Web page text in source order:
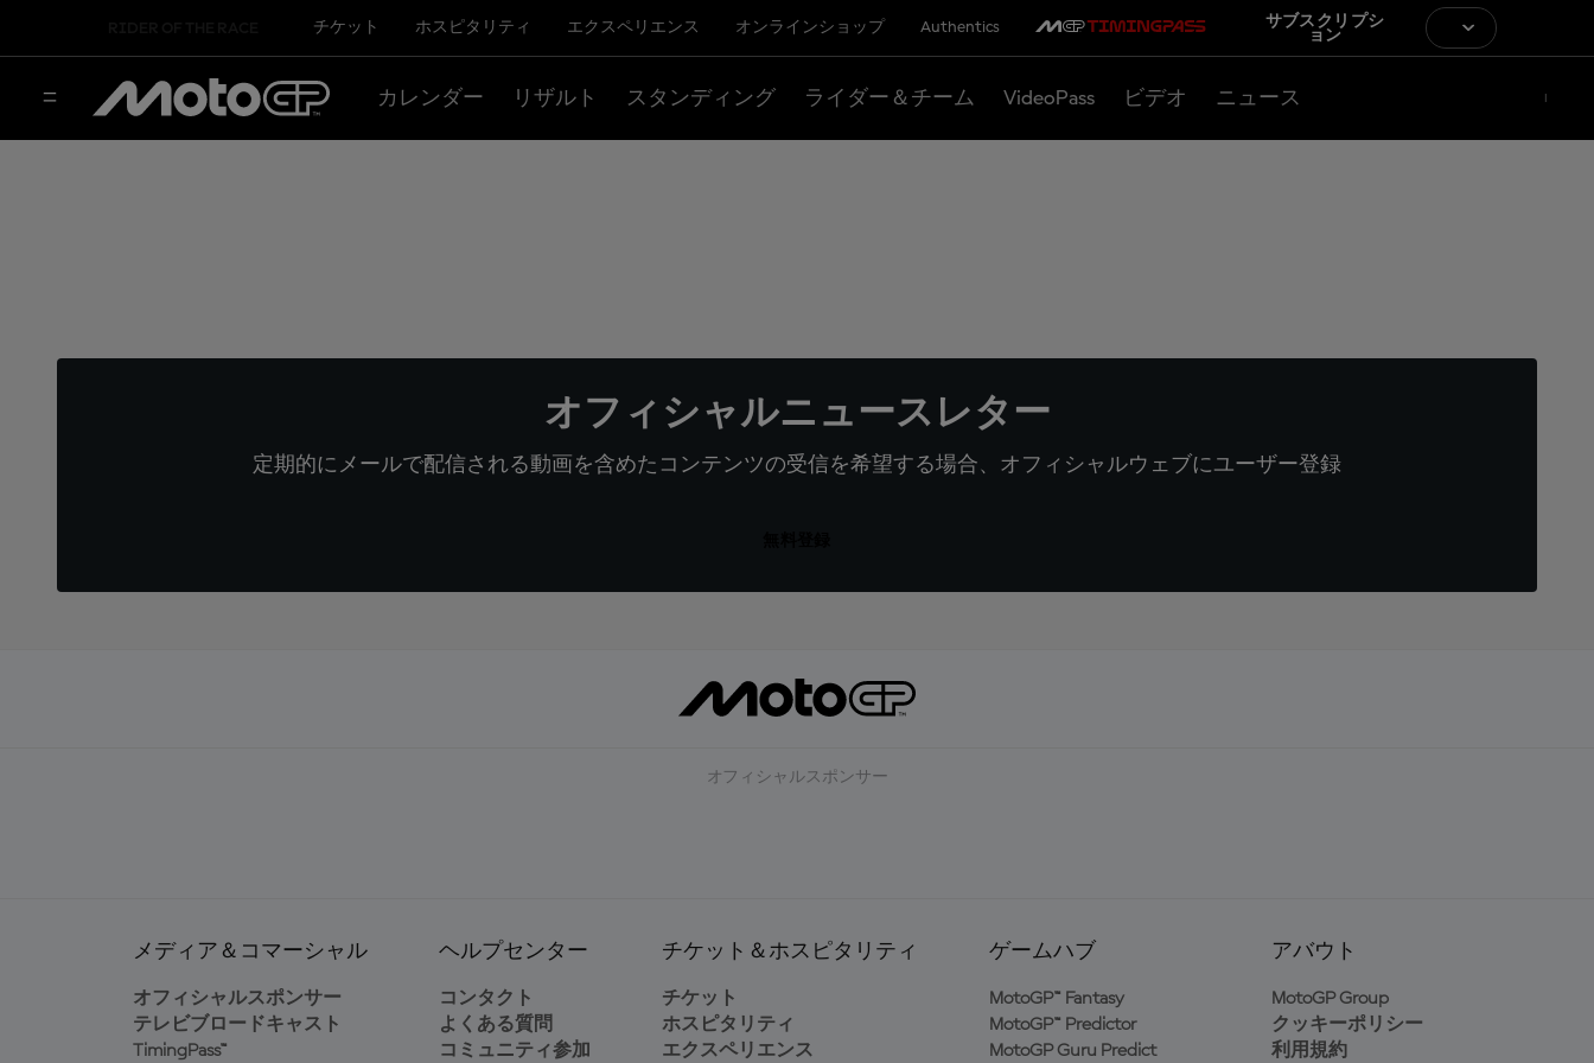
チケット ホスピタリティ エクスペリエンス オンラインショップ Authentics
サブスクリプシ
ョン
カレンダー リザルト スタンディング ライダー＆チーム VideoPass ビデオ ニュース
オフィシャルニュースレター
定期的にメールで配信される動画を含めたコンテンツの受信を希望する場合、オフィシャルウェブにユーザー登録
オフィシャルスポンサー
メディア＆コマーシャル
オフィシャルスポンサー
テレビブロードキャスト
TimingPass™
ヘルプセンター
コンタクト
よくある質問
コミュニティ参加
チケット＆ホスピタリティ
チケット
ホスピタリティ
エクスペリエンス
ゲームハブ
MotoGP™ Fantasy
MotoGP™ Predictor
MotoGP Guru Predict
アバウト
MotoGP Group
クッキーポリシー
利用規約